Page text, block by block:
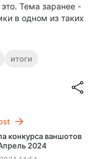
Тема заранее -
в одном из таких
итоги
конкурса ваншотов
2024